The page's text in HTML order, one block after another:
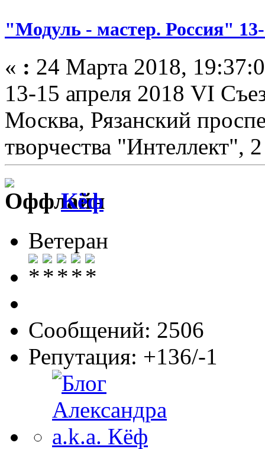
"Модуль - мастер. Россия"
« : 24 Марта 2018,
13-15 апреля 2018 VI
Москва, Рязанский
творчества "Интеллект",
Кёф
Ветеран
Сообщений: 2506
Репутация: +136/-1